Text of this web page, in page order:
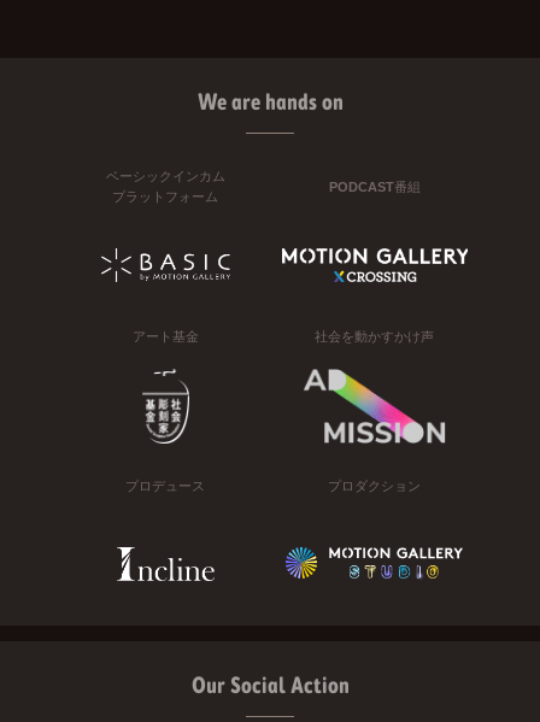
We are hands on
ベーシックインカム
プラットフォーム
PODCAST番組
アート基金 社会を動かすかけ声
プロデュース プロダクション
Our Social Action